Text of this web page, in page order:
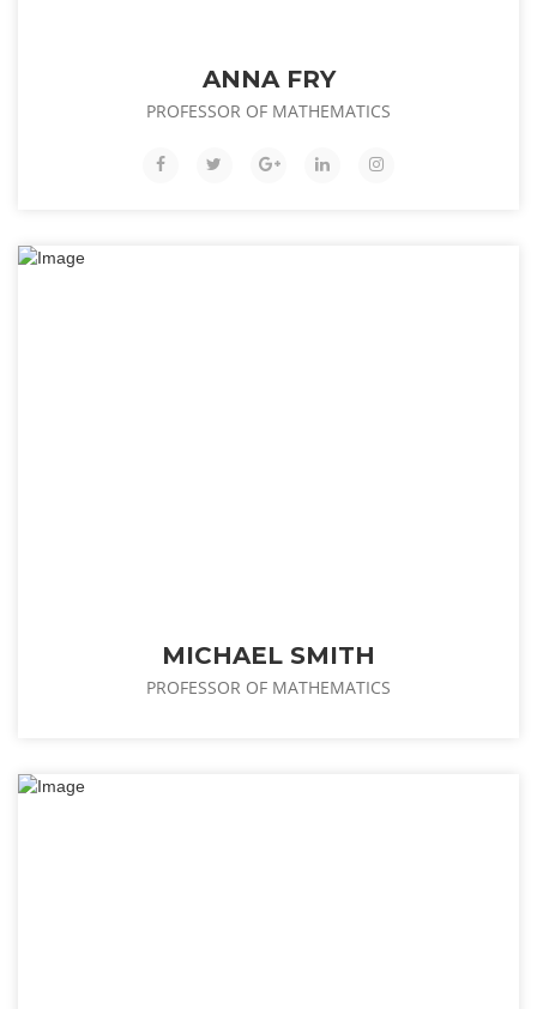
ANNA FRY
PROFESSOR OF MATHEMATICS
MICHAEL SMITH
PROFESSOR OF MATHEMATICS